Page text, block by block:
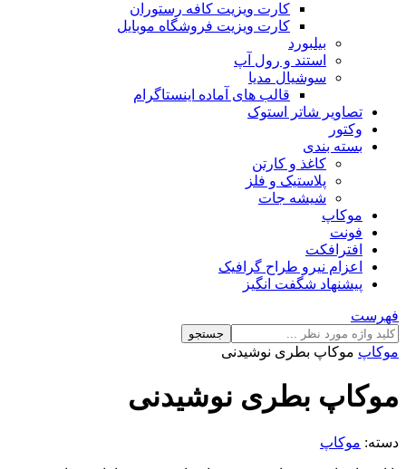
کارت ویزیت کافه رستوران
کارت ویزیت فروشگاه موبایل
بیلبورد
استند و رول آپ
سوشیال مدیا
قالب های آماده اینستاگرام
تصاویر شاتر استوک
وکتور
بسته بندی
کاغذ و کارتن
پلاستیک و فلز
شیشه جات
موکاپ
فونت
افترافکت
اعزام نیرو طراح گرافیک
پیشنهاد شگفت انگیز
فهرست
جستجو
موکاپ موکاپ بطری نوشیدنی
موکاپ بطری نوشیدنی
دسته: موکاپ